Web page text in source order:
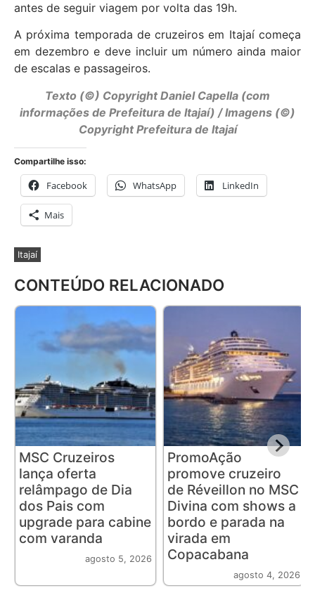
antes de seguir viagem por volta das 19h.
A próxima temporada de cruzeiros em Itajaí começa
em dezembro e deve incluir um número ainda maior
de escalas e passageiros.
Texto (©) Copyright Daniel Capella (com
informações de Prefeitura de Itajaí) / Imagens (©)
Copyright Prefeitura de Itajaí
Compartilhe isso:
Facebook WhatsApp LinkedIn
Mais
Itajaí
CONTEÚDO RELACIONADO
MSC Cruzeiros
lança oferta
relâmpago de Dia
dos Pais com
upgrade para cabine
com varanda
agosto 5, 2026
PromoAção
promove cruzeiro
de Réveillon no MSC
Divina com shows a
bordo e parada na
virada em
Copacabana
agosto 4, 2026